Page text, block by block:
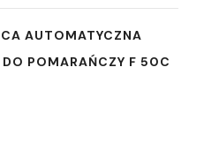
AUTOMATYCZNA
DO POMARAŃCZY F 50C